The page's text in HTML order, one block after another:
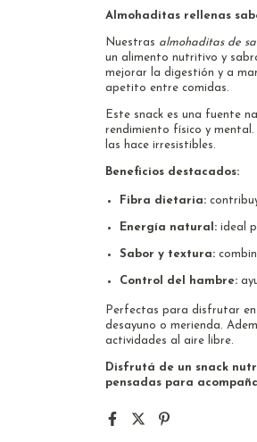
Almohaditas rellenas
Nuestras almohaditas de
un alimento nutritivo y
mejorar la digestión y a
apetito entre comidas.
Este snack es una fuente
rendimiento físico y
las hace irresistibles.
Beneficios destacados:
Fibra dietaria:
Energía natural: ideal
Sabor y textura:
Control del hambre:
Perfectas para disfrutar en
desayuno o merienda.
actividades al aire libre.
Disfrutá de un snack
pensadas para